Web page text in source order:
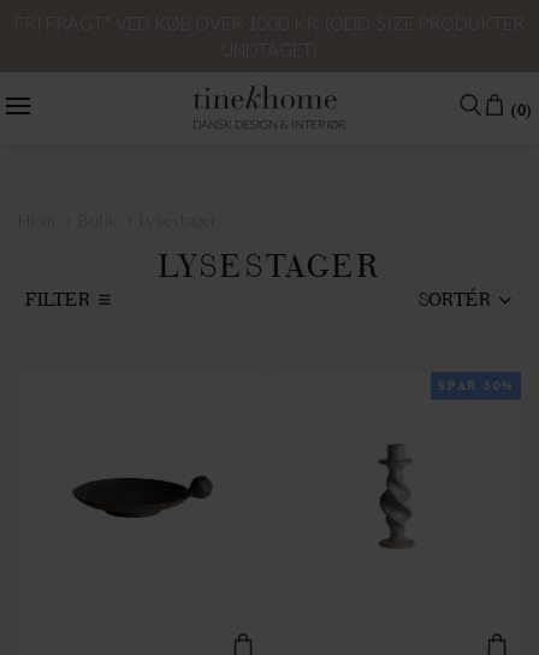
DANSK DESIGN & INTERIØR
(0)
LYSESTAGER
FILTER SORTÉR
SPAR 50%